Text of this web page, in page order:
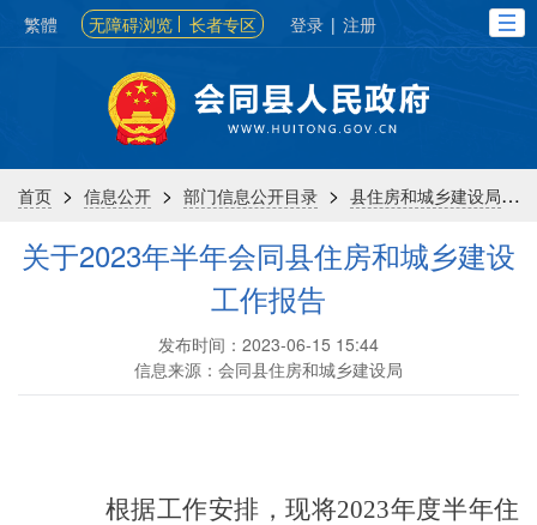
繁體 无障碍浏览 长者专区 登录 | 注册
首页 > 信息公开 > 部门信息公开目录 > 县住房和城乡建设局 >
关于2023年半年会同县住房和城乡建设
工作报告
发布时间：2023-06-15 15:44
信息来源：会同县住房和城乡建设局
根据工作安排，现将2023年度半年住